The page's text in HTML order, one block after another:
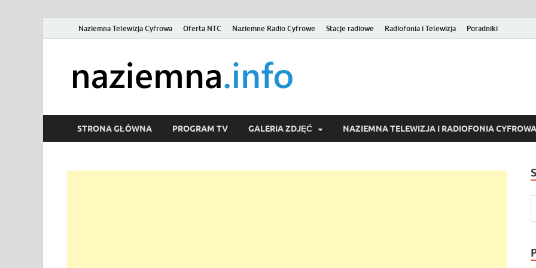
Naziemna Telewizja Cyfrowa Oferta NTC Naziemne Radio Cyfrowe Stacje radiowe Radiofonia i Telewizja Poradniki
Wideo online, VOD
STRONA GŁÓWNA PROGRAM TV GALERIA ZDJĘĆ NAZIEMNA TELEWIZJA I RADIOFONIA CYFROWA